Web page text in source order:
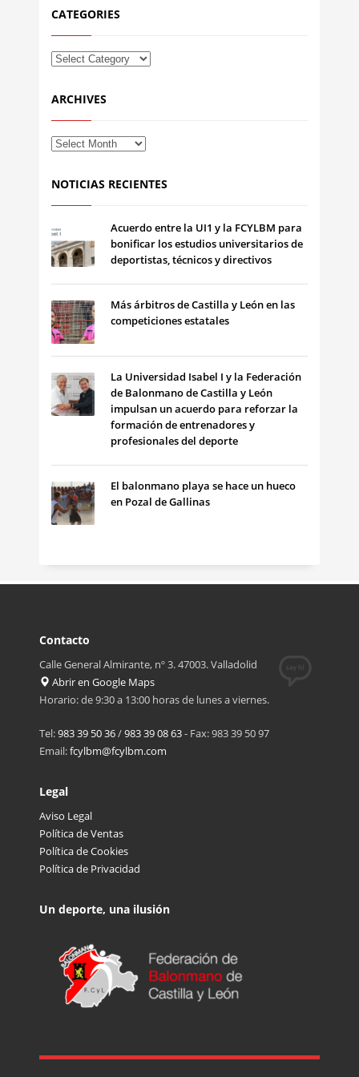
CATEGORIES
ARCHIVES
NOTICIAS RECIENTES
Acuerdo entre la UI1 y la FCYLBM para
bonificar los estudios universitarios de
deportistas, técnicos y directivos
Más árbitros de Castilla y León en las
competiciones estatales
La Universidad Isabel I y la Federación
de Balonmano de Castilla y León
impulsan un acuerdo para reforzar la
formación de entrenadores y
profesionales del deporte
El balonmano playa se hace un hueco
en Pozal de Gallinas
Contacto
Calle General Almirante, nº 3. 47003. Valladolid
Abrir en Google Maps
Horario: de 9:30 a 13:00 horas de lunes a viernes.
Tel:983 39 50 36/983 39 08 63- Fax: 983 39 50 97
Email:fcylbm@fcylbm.com
Legal
Aviso Legal
Política de Ventas
Política de Cookies
Política de Privacidad
Un deporte, una ilusión